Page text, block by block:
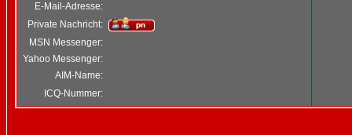
E-Mail-Adresse:
Private Nachricht:
MSN Messenger:
Yahoo Messenger:
AIM-Name:
ICQ-Nummer: